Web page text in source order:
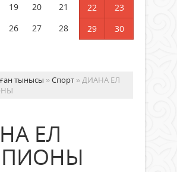
19 20 21 22
23
26 27 28 29
30
тынысы »Спорт » ДИАНА ЕЛ
ЕЛ